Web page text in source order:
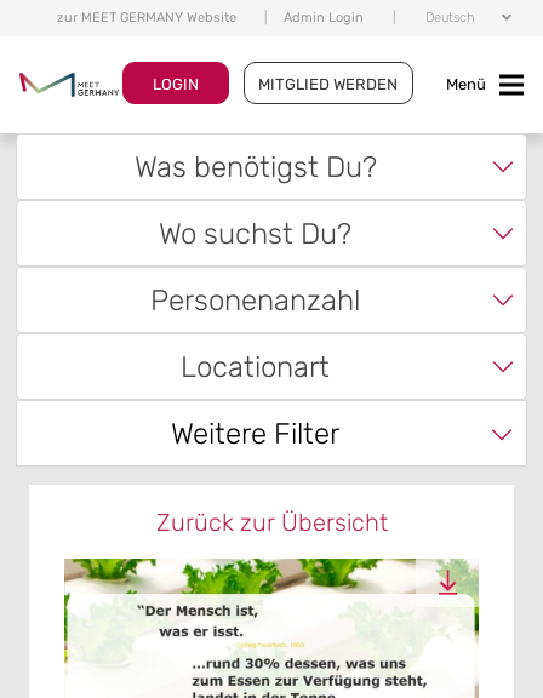
zur MEET GERMANY Website Admin Login Deutsch
LOGIN MITGLIED WERDEN Menü
Was benötigst Du?
Wo suchst Du?
Personenanzahl
Locationart
Weitere Filter
Zurück zur Übersicht